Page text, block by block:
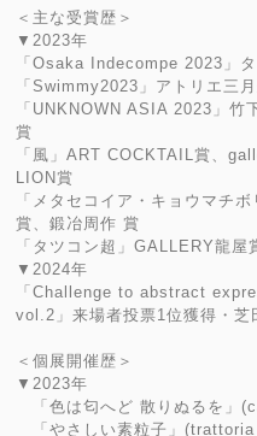
＜主な受賞歴＞
▼2023年
「Osaka Indecompe 2023」
「Swimmy2023」アトリエ三
「UNKNOWN ASIA 2023」竹
賞
「風」ART COCKTAIL賞、
LION賞
「メタセコイア・キョウマチ
賞、鍛冶周作 賞
「タツコン超」GALLERY龍屋
▼2024年
「Challenge to abstract
vol.2」来場者投票1位獲得・芝
＜個展開催歴＞
▼2023年
「色は匂へど 散りぬるを」
「やさしい素粒子」